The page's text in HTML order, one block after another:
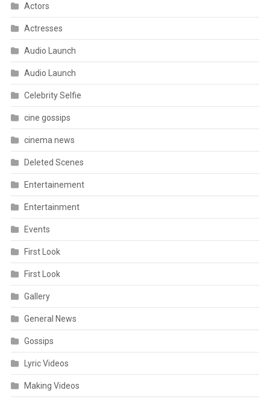
Actors
Actresses
Audio Launch
Audio Launch
Celebrity Selfie
cine gossips
cinema news
Deleted Scenes
Entertainement
Entertainment
Events
First Look
First Look
Gallery
General News
Gossips
Lyric Videos
Making Videos